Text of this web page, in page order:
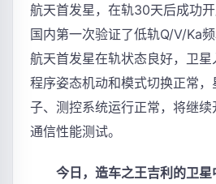
航天首发星，在轨30天后成功
国内第一次验证了低轨Q/V/Ka
航天首发星在轨状态良好，卫
程序姿态机动和模式切换正常
子、测控系统运行正常，将继
通信性能测试。
今日，造车之王吉利的卫星